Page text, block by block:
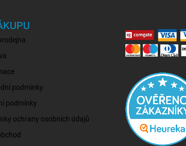
podmínky
podmínky
ochrany osobních údajů